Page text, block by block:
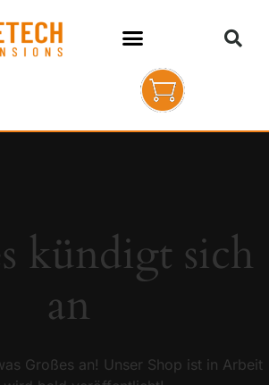
KONTAKT
kündigt sich
an
Großes an! Unser Shop ist in Arbeit